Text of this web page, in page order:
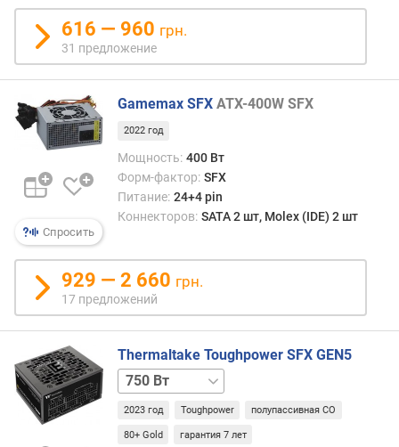
)
P
C
I
e
8
p
n
(
т
)
P
8
p
i
n
616 — 960 грн.
31 предложение
Спросить
Gamemax SFX ATX-400W SFX
2022 год
Мощность: 400 Вт
Форм-фактор: SFX
Питание: 24+4 pin
Коннекторов: SATA 2 шт, Molex (IDE) 2 шт
929 — 2 660 грн.
17 предложений
Thermaltake Toughpower SFX GEN5
1000 Вт
2023 год Toughpower полупассивная СО
80+ Gold гарантия 7 лет